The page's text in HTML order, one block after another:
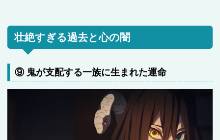
壮絶すぎる過去と心の闇
⑨ 鬼が支配する一族に生まれた運命